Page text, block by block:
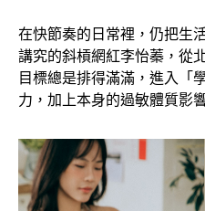
在快節奏的日常裡，仍把生
講究的斜槓網紅李怡蓁，從
目標總是排得滿滿，進入「
力，加上本身的過敏體質影